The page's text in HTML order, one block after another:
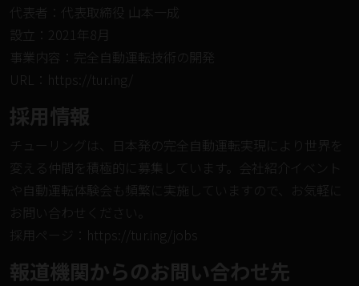
代表者：代表取締役 山本一成
設立：2021年8月
事業内容：完全自動運転技術の開発
URL： https://tur.ing/
採⽤情報
チューリングは、日本発の完全自動運転実現により世界を
変える仲間を積極的に募集しています。会社紹介イベント
や自動運転体験会も頻繁に実施していますので、お気軽に
お問い合わせください。
採⽤ページ： https://tur.ing/jobs
報道機関からのお問い合わせ先